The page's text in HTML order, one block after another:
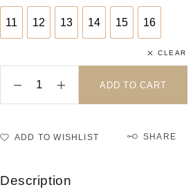
11
11
12
12
13
13
14
14
15
15
16
16
CLEAR
ADD TO CART
ADD TO WISHLIST SHARE
Description